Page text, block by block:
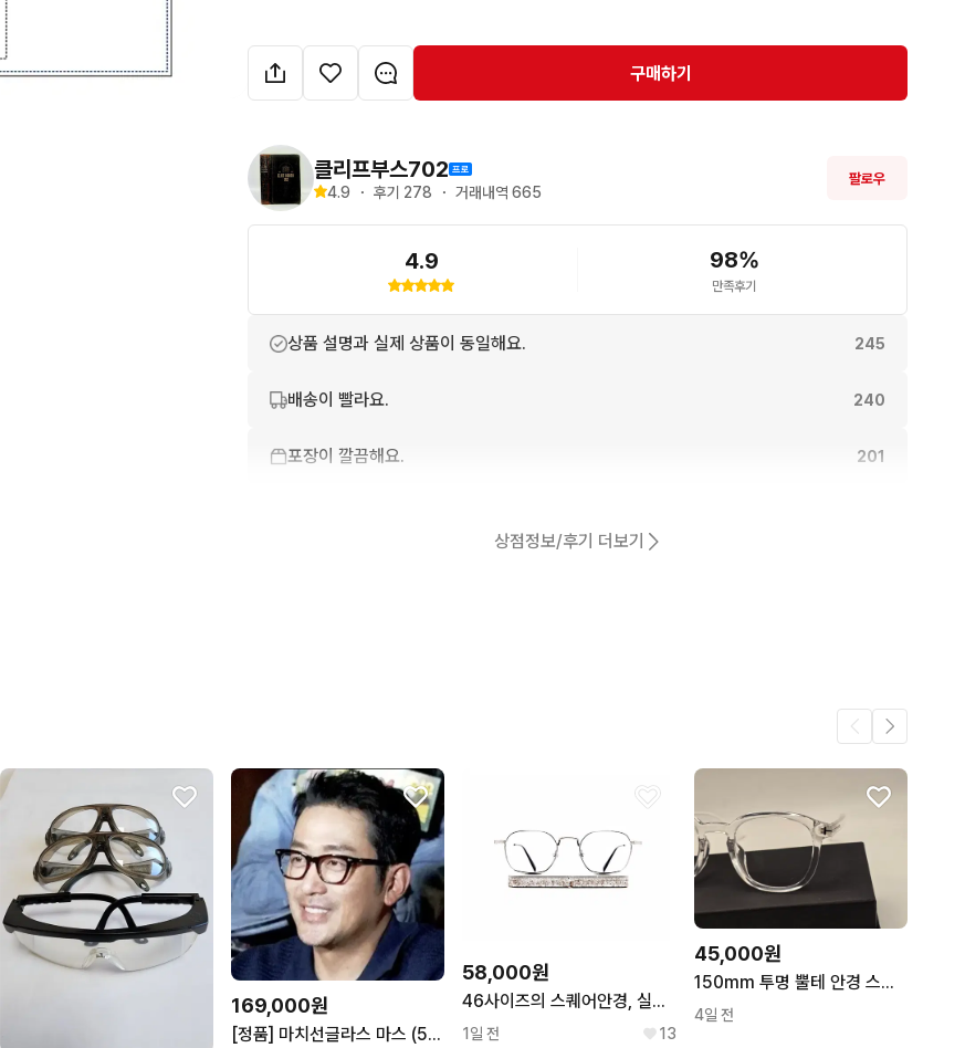
     77.000원으로 《클리프 부스702》의
     등록상품 중 2가지를 선택 하실수 있습니다.
     아래링크에서 바로 사용하실 수 있습니다.
구매하기
클리프부스702
4.9 ・ 후기 278 ・ 거래내역 665
팔로우
4.9 98%
만족후기
상품 설명과 실제 상품이 동일해요. 245
배송이 빨라요. 240
포장이 깔끔해요. 201
상점정보/후기 더보기
169,000원
[정품] 마치선글라스 마스 (51mm) MARS
58,000원
46사이즈의 스퀘어안경, 실버유광
1일 전 13
45,000원
150mm 투명 뿔테 안경 스퀘어 7609 사각 투명안경 새상품 빅사이즈
4일 전